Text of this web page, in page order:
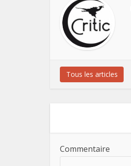
Tous les articles
Commentaire